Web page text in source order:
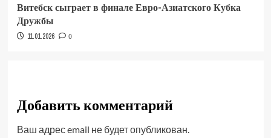
Витебск сыграет в финале Евро-Азиатского Кубка
Дружбы
11.01.2026 0
Добавить комментарий
Ваш адрес email не будет опубликован.